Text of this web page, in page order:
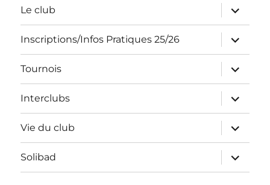
Le club
ouvrir
le
sous-
menu
Inscriptions/Infos Pratiques 25/26
ouvrir
le
sous-
menu
Tournois
ouvrir
le
sous-
menu
Interclubs
ouvrir
le
sous-
menu
Vie du club
ouvrir
le
sous-
menu
Solibad
ouvrir
le
sous-